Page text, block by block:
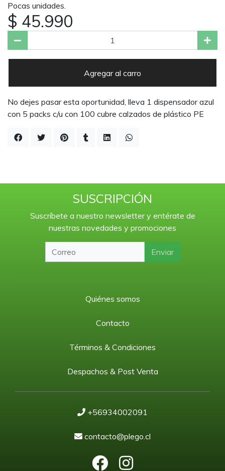
Pocas unidades.
$ 45.990
Agregar al carro
No dejes pasar esta oportunidad, lleva 1 dispensador azul
con 5 packs c/u con 100 cubre calzados de plástico PE
SUSCRIPCIÓN
Suscríbete a nuestro newsletter y entérate de
nuestras novedades y promociones
Enviar
Quiénes somos
Contacto
Términos & Condiciones
Despachos & Post Venta
+56934002091
contacto@plego.cl